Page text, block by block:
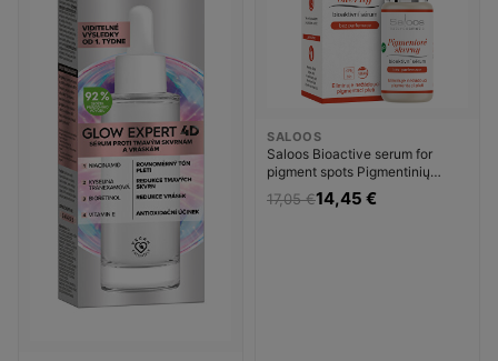
SALOOS
Saloos Bioactive serum for
pigment spots Pigmentinių
dėmių šalinimo priemonė
Moterims
17,05 €14,45 €